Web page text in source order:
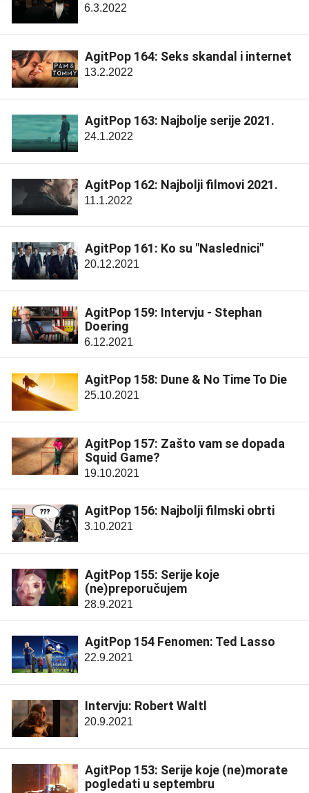
6.3.2022
AgitPop 164: Seks skandal i internet
13.2.2022
AgitPop 163: Najbolje serije 2021.
24.1.2022
AgitPop 162: Najbolji filmovi 2021.
11.1.2022
AgitPop 161: Ko su "Naslednici"
20.12.2021
AgitPop 159: Intervju - Stephan
Doering
6.12.2021
AgitPop 158: Dune & No Time To Die
25.10.2021
AgitPop 157: Zašto vam se dopada
Squid Game?
19.10.2021
AgitPop 156: Najbolji filmski obrti
3.10.2021
AgitPop 155: Serije koje
(ne)preporučujem
28.9.2021
AgitPop 154 Fenomen: Ted Lasso
22.9.2021
Intervju: Robert Waltl
20.9.2021
AgitPop 153: Serije koje (ne)morate
pogledati u septembru